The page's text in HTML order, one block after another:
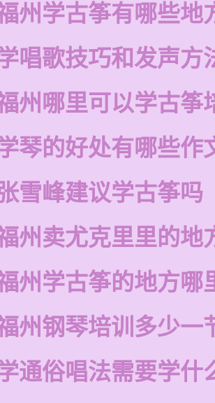
州学古筝有哪些地
唱歌技巧和发声方
州哪里可以学古筝
琴的好处有哪些作
雪峰建议学古筝吗
州卖尤克里里的地
州学古筝的地方哪
州钢琴培训多少一
通俗唱法需要学什